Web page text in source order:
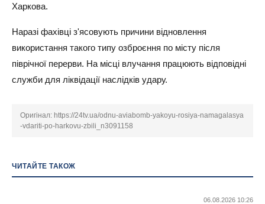
Харкова.
Наразі фахівці з'ясовують причини відновлення
використання такого типу озброєння по місту після
піврічної перерви. На місці влучання працюють відповідні
служби для ліквідації наслідків удару.
Оригінал: https://24tv.ua/odnu-aviabomb-yakoyu-rosiya-namagalasya
-vdariti-po-harkovu-zbili_n3091158
ЧИТАЙТЕ ТАКОЖ
06.08.2026 10:26